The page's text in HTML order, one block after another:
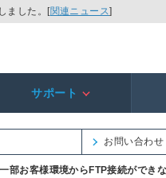
ました。[関連ニュース]
サポート
お問い合わせ
部お客様環境からFTP接続ができ